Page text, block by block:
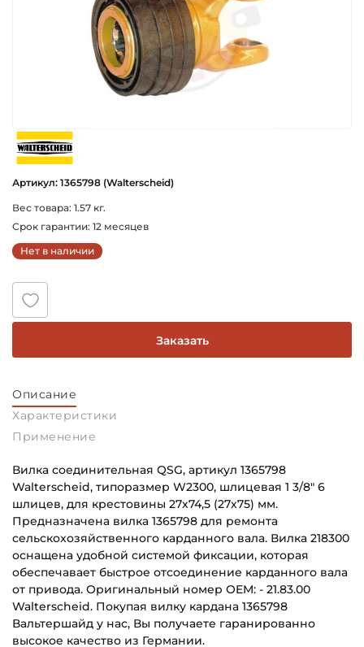
Артикул: 1365798 (Walterscheid)
Вес товара: 1.57 кг.
Срок гарантии: 12 месяцев
Нет в наличии
Заказать
Описание
Характеристики
Применение
Вилка соединительная QSG, артикул 1365798
Walterscheid, типоразмер W2300, шлицевая 1 3/8" 6
шлицев, для крестовины 27х74,5 (27х75) мм.
Предназначена вилка 1365798 для ремонта
сельскохозяйственного карданного вала. Вилка 218300
оснащена удобной системой фиксации, которая
обеспечавает быстрое отсоединение карданного вала
от привода. Оригинальный номер OEM: - 21.83.00
Walterscheid. Покупая вилку кардана 1365798
Вальтершайд у нас, Вы получаете гаранированно
высокое качество из Германии.